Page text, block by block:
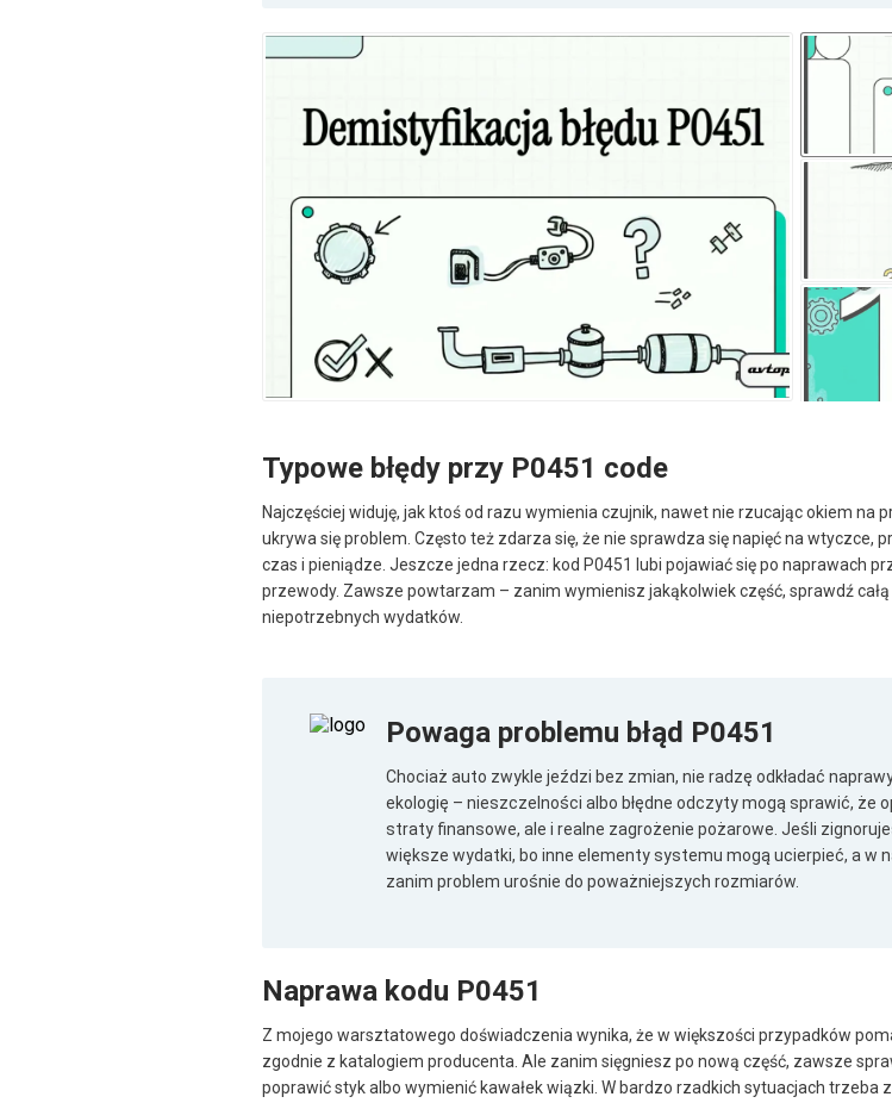
Typowe błędy przy P0451 code
Najczęściej widuję, jak ktoś od razu wymienia czujnik, nawet nie rzucając okiem na
ukrywa się problem. Często też zdarza się, że nie sprawdza się napięć na wtyczce,
czas i pieniądze. Jeszcze jedna rzecz: kod P0451 lubi pojawiać się po naprawach
przewody. Zawsze powtarzam – zanim wymienisz jakąkolwiek część, sprawdź
niepotrzebnych wydatków.
Powaga problemu błąd P0451
Chociaż auto zwykle jeździ bez zmian, nie radzę odkładać
ekologię – nieszczelności albo błędne odczyty mogą sprawić, że
straty finansowe, ale i realne zagrożenie pożarowe. Jeśli
większe wydatki, bo inne elementy systemu mogą ucierpieć, a w
zanim problem urośnie do poważniejszych rozmiarów.
Naprawa kodu P0451
Z mojego warsztatowego doświadczenia wynika, że w większości przypadków
zgodnie z katalogiem producenta. Ale zanim sięgniesz po nową część, zawsze
poprawić styk albo wymienić kawałek wiązki. W bardzo rzadkich sytuacjach trzeba